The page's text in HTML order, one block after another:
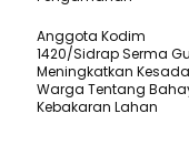
Anggota Kodim
1420/Sidrap Serma
Meningkatkan
Warga Tentang
Kebakaran Lahan